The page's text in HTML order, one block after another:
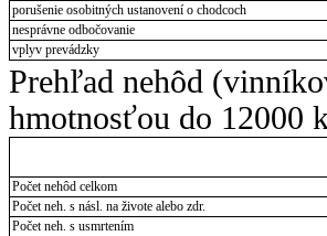
porušenie osobitných ustanovení o chodcoch
nesprávne odbočovanie
vplyv prevádzky
Prehľad nehôd
hmotnosťou do 12000
Počet nehôd celkom
Počet neh. s násl. na živote alebo zdr.
Počet neh. s usmrtením